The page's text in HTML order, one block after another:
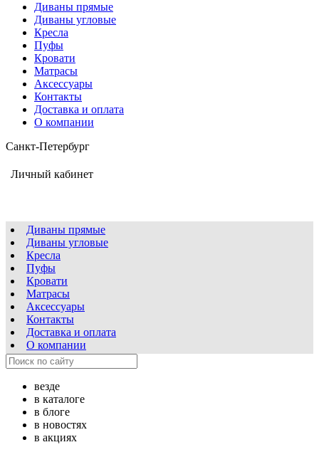
Диваны прямые
Диваны угловые
Кресла
Пуфы
Кровати
Матрасы
Аксессуары
Контакты
Доставка и оплата
О компании
Санкт-Петербург
Личный кабинет
Диваны прямые
Диваны угловые
Кресла
Пуфы
Кровати
Матрасы
Аксессуары
Контакты
Доставка и оплата
О компании
везде
в каталоге
в блоге
в новостях
в акциях